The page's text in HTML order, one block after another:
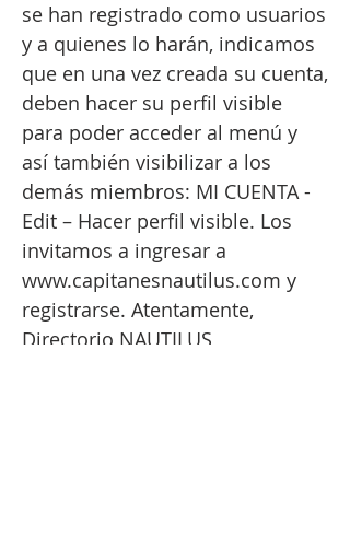
se han registrado como usuarios
y a quienes lo harán, indicamos
que en una vez creada su cuenta,
deben hacer su perfil visible
para poder acceder al menú y
así también visibilizar a los
demás miembros: MI CUENTA -
Edit – Hacer perfil visible. Los
invitamos a ingresar a
www.capitanesnautilus.com y
registrarse. Atentamente,
Directorio NAUTILUS